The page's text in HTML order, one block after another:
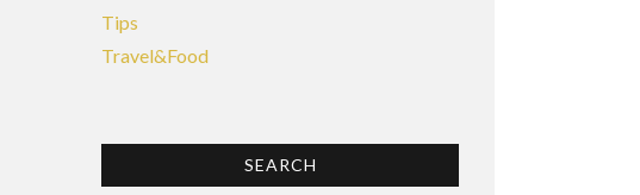
Tips
Travel&Food
SEARCH